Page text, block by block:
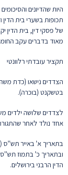
היות שהדיונים
תכופות בשערי בית הדין
של פסקי דין, בית הדין
מאוד בדברים עקב
תקציר עובדתי רלוונטי
בטשקנט (בוכרה).
לצדדים שלושה ילדים
אחד נולד לאחר
הדין הרבני בירושלים.